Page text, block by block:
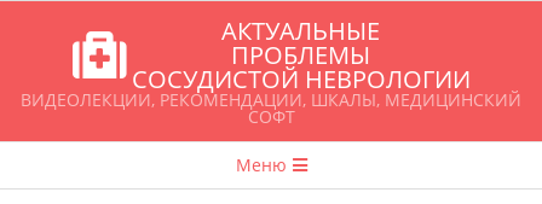
содержимому
АКТУАЛЬНЫЕ
ПРОБЛЕМЫ
СОСУДИСТОЙ НЕВРОЛОГИИ
ВИДЕОЛЕКЦИИ, РЕКОМЕНДАЦИИ, ШКАЛЫ, МЕДИЦИНСКИЙ
СОФТ
навигационное
Меню